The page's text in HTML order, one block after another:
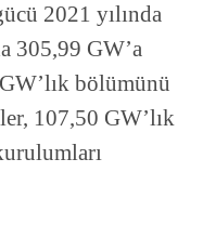
2021 yılında
305,99 GW’a
bölümünü
107,50 GW’lık